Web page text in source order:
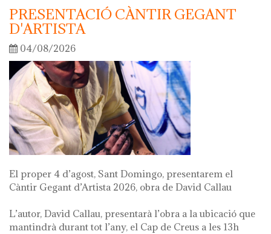
PRESENTACIÓ CÀNTIR GEGANT
D'ARTISTA
04/08/2026
El proper 4 d’agost, Sant Domingo, presentarem el
Càntir Gegant d’Artista 2026, obra de David Callau
L’autor, David Callau, presentarà l’obra a la ubicació que
mantindrà durant tot l’any, el Cap de Creus a les 13h